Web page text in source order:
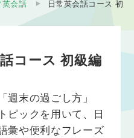
英会話
日常英会話コース 初
コース 初級編
週末の過ごし方」
ピックを用いて、日
彙や便利なフレーズ